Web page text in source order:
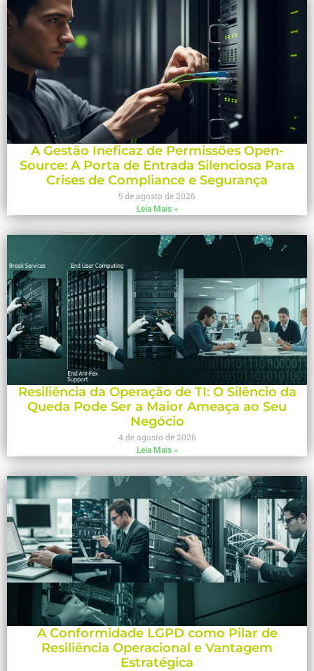
A Gestão Ineficaz de Permissões Open-
Source: A Porta de Entrada Silenciosa Para
Crises de Compliance e Segurança
5 de agosto de 2026
Leia Mais »
Resiliência da Operação de TI: O Silêncio da
Queda Pode Ser a Maior Ameaça ao Seu
Negócio
4 de agosto de 2026
Leia Mais »
A Conformidade LGPD como Pilar de
Resiliência Operacional e Vantagem
Estratégica